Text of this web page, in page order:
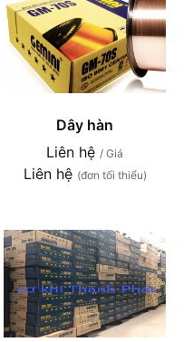
Dây hàn
Liên hệ / Giá
Liên hệ (đơn tối thiểu)